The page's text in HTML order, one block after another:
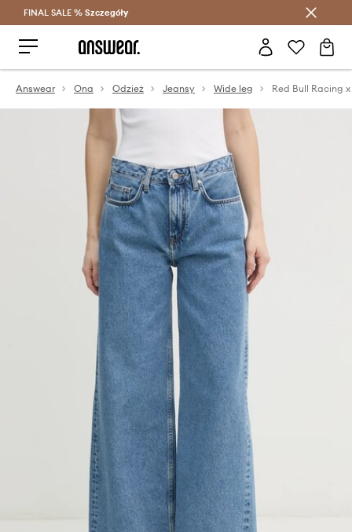
Oszczędzaj z Answear Club >
FINAL SALE % Szczegóły
Answear Ona Odzież Jeansy Wide leg